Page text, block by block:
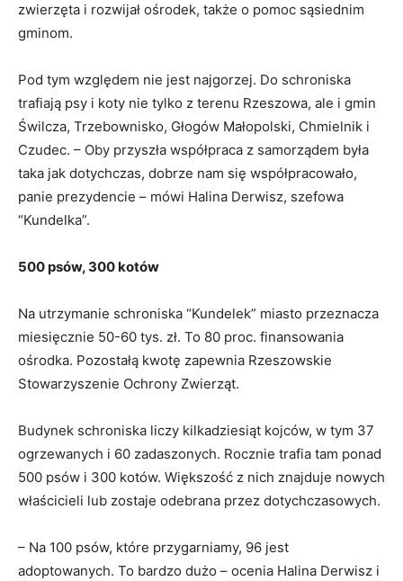
zwierzęta i rozwijał ośrodek, także o pomoc sąsiednim
gminom.
Pod tym względem nie jest najgorzej. Do schroniska
trafiają psy i koty nie tylko z terenu Rzeszowa, ale i gmin
Świlcza, Trzebownisko, Głogów Małopolski, Chmielnik i
Czudec. – Oby przyszła współpraca z samorządem była
taka jak dotychczas, dobrze nam się współpracowało,
panie prezydencie – mówi Halina Derwisz, szefowa
“Kundelka”.
500 psów, 300 kotów
Na utrzymanie schroniska “Kundelek” miasto przeznacza
miesięcznie 50-60 tys. zł. To 80 proc. finansowania
ośrodka. Pozostałą kwotę zapewnia Rzeszowskie
Stowarzyszenie Ochrony Zwierząt.
Budynek schroniska liczy kilkadziesiąt kojców, w tym 37
ogrzewanych i 60 zadaszonych. Rocznie trafia tam ponad
500 psów i 300 kotów. Większość z nich znajduje nowych
właścicieli lub zostaje odebrana przez dotychczasowych.
– Na 100 psów, które przygarniamy, 96 jest
adoptowanych. To bardzo dużo – ocenia Halina Derwisz i